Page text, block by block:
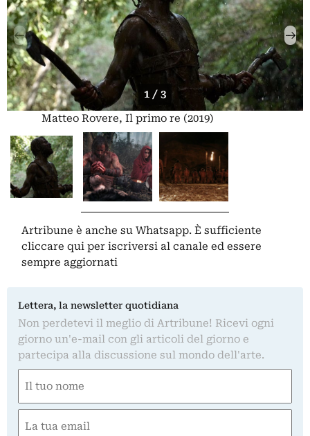
1 / 3
Matteo Rovere, Il primo re (2019)
Artribune è anche su Whatsapp. È sufficiente
cliccare qui per iscriversi al canale ed essere
sempre aggiornati
Lettera, la newsletter quotidiana
Non perdetevi il meglio di Artribune! Ricevi ogni
giorno un'e-mail con gli articoli del giorno e
partecipa alla discussione sul mondo dell'arte.
(Required)
First
(Required)